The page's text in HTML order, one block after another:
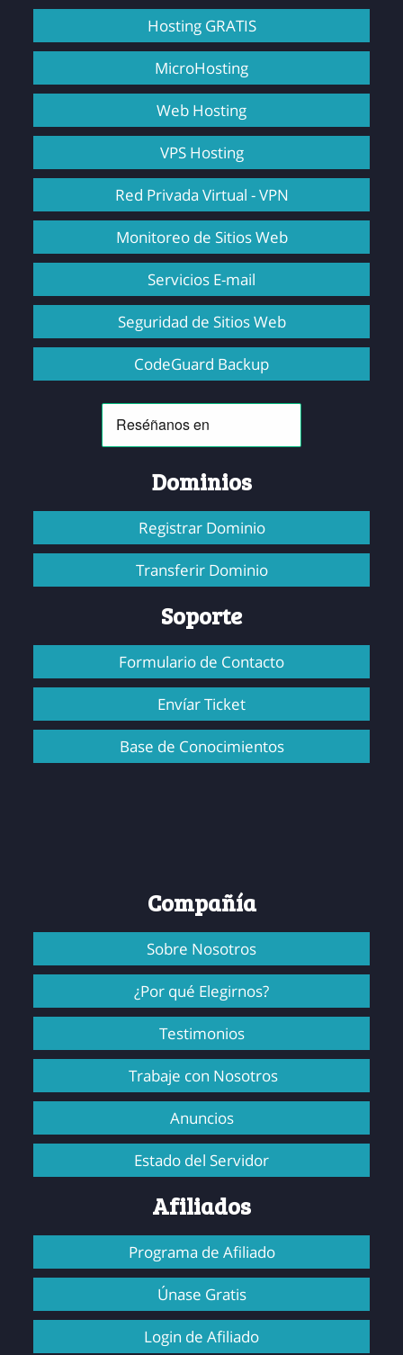
Hosting GRATIS
MicroHosting
Web Hosting
VPS Hosting
Red Privada Virtual - VPN
Monitoreo de Sitios Web
Servicios E-mail
Seguridad de Sitios Web
CodeGuard Backup
Dominios
Registrar Dominio
Transferir Dominio
Soporte
Formulario de Contacto
Envíar Ticket
Base de Conocimientos
Compañía
Sobre Nosotros
¿Por qué Elegirnos?
Testimonios
Trabaje con Nosotros
Anuncios
Estado del Servidor
Afiliados
Programa de Afiliado
Únase Gratis
Login de Afiliado